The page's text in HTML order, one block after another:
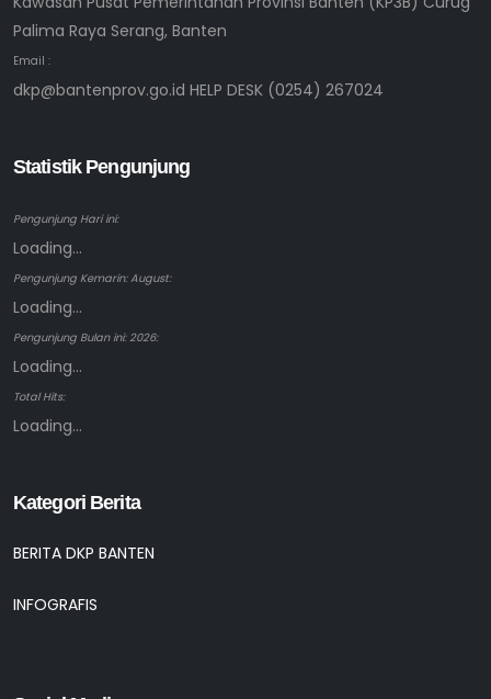
Palima Raya Serang, Banten
Email :
dkp@bantenprov.go.id HELP DESK (0254) 267024
Statistik Pengunjung
Pengunjung Hari ini:
Loading...
Pengunjung Kemarin: August:
Loading...
Pengunjung Bulan ini: 2026:
Loading...
Total Hits:
Loading...
Kategori Berita
BERITA DKP BANTEN
INFOGRAFIS